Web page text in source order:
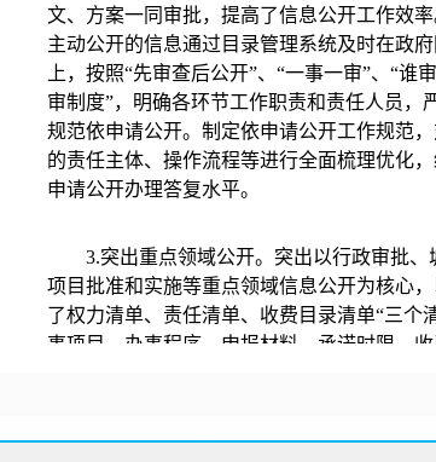
文、方案一同审批，提高了信息公开工作效
主动公开的信息通过目录管理系统及时在政
上，按照“先审查后公开”、“一事一审”、“
审制度”，明确各环节工作职责和责任人员，
规范依申请公开。制定依申请公开工作规范
的责任主体、操作流程等进行全面梳理优化
申请公开办理答复水平。
3.突出重点领域公开。 突出以行政审批、
项目批准和实施等重点领域信息公开为核心
了权力清单、责任清单、收费目录清单“三个
事项目、办事程序、申报材料、承诺时限、
（二）其他需要报告的（基本工作）情